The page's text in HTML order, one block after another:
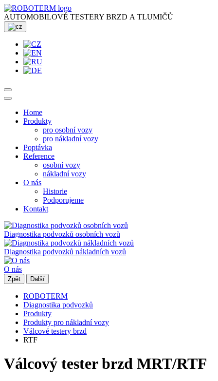
AUTOMOBILOVÉ TESTERY BRZD A TLUMIČŮ
Home
Produkty
pro osobní vozy
pro nákladní vozy
Poptávka
Reference
osobní vozy
nákladní vozy
O nás
Historie
Podporujeme
Kontakt
Diagnostika podvozků osobních vozů
Diagnostika podvozků nákladních vozů
O nás
Zpět Další
ROBOTERM
Diagnostika podvozků
Produkty
Produkty pro nákladní vozy
Válcové testery brzd
RTF
Válcový tester brzd MRT/RTF